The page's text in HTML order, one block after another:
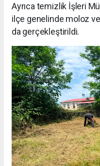
Ayrıca temizlik İşleri
ilçe genelinde moloz
da gerçekleştirildi.